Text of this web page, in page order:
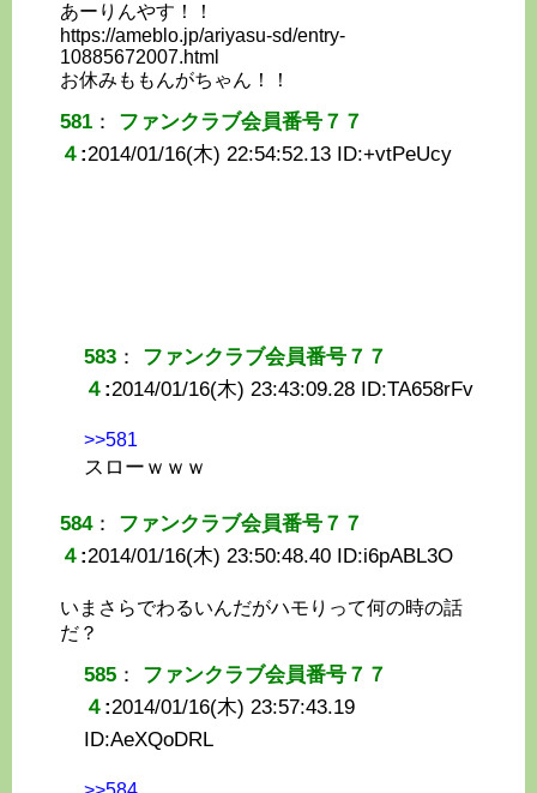
あーりんやす！！
https://ameblo.jp/ariyasu-sd/entry-
10885672007.html
お休みももんがちゃん！！
581 ： ファンクラブ会員番号７７
４ :2014/01/16(木) 22:54:52.13 ID:+vtPeUcy
583 ： ファンクラブ会員番号７７
４ :2014/01/16(木) 23:43:09.28 ID:TA658rFv
>>581
スローｗｗｗ
584： ファンクラブ会員番号７７
４ :2014/01/16(木) 23:50:48.40 ID:i6pABL3O
いまさらでわるいんだがハモりって何の時の話
だ？
585 ： ファンクラブ会員番号７７
４ :2014/01/16(木) 23:57:43.19
ID:AeXQoDRL